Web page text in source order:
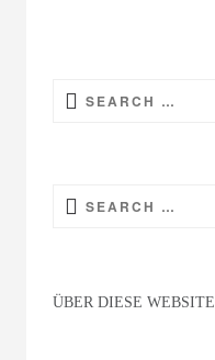
Search
Search
ÜBER DIESE WEBSITE